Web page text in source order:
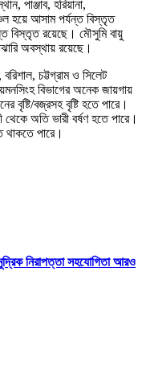
পাঞ্জাব, হরিয়ানা,
হয়ে আসাম পর্যন্ত বিস্তৃত
বিস্তৃত রয়েছে। মৌসুমি বায়ু
অবস্থায় রয়েছে।
চট্টগ্রাম ও সিলেট
বিভাগের অনেক জায়গায়
বৃষ্টি/বজ্রসহ বৃষ্টি হতে পারে।
অতি ভারী বর্ষণ হতে পারে।
থাকতে পারে।
নিরাপত্তা সহযোগিতা আরও